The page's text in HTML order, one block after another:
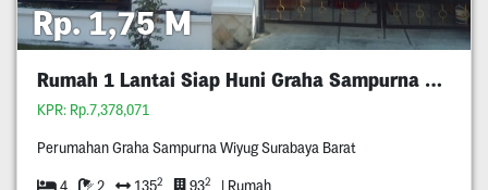
Rp. 1,75 M
Rumah 1 Lantai Siap Huni Graha Sampurna Wiyung
KPR: Rp.7,378,071
Perumahan Graha Sampurna Wiyug Surabaya Barat
4 2 1352 932 | Rumah